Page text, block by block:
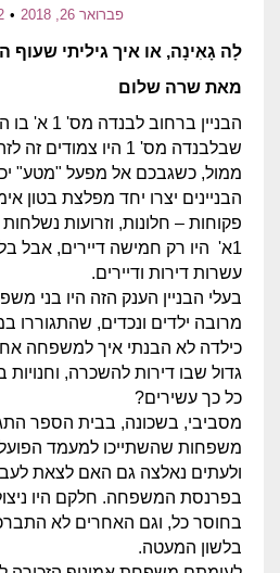
פברואר 26, 2018 2
לָה גָאִינָה, או איך גיליתי שעוף
מאת שרה שלום
הבניין
שבלבנדה מס' 1 היו
ממול, כשגבכם אל מפעל "מטע"
הבניינים יצרו יחד מפלצת בטון
פקוחות – חלונות, וזרועות
עשרות דירות ודיירים.
בעלי הבניין הענק הזה היו בני
מרובה ילדים ונכדים, שהתגוררו
כילדה לא הבנתי איך למשפחה
גדול שבו דירות להשכרה,
כל כך עשירים?
מסביבי, בשכונה, בבית הספר
משפחות שהשתייכו למעמד
ולעתים נאלצה גם האם לצאת
בפרנסת המשפחה. חלקם היו
בחוסר כל, וגם האחרים לא
בלשון המעטה.